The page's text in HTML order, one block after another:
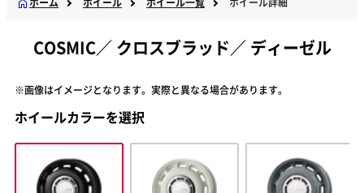
COSMIC／ クロスブラッド／ ディーゼル
※画像はイメージとなります。実際と異なる場合があります。
ホイールカラーを選択